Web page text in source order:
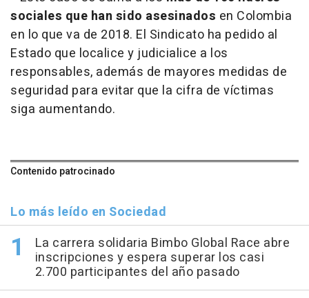
sociales que han sido asesinados en Colombia
en lo que va de 2018. El Sindicato ha pedido al
Estado que localice y judicialice a los
responsables, además de mayores medidas de
seguridad para evitar que la cifra de víctimas
siga aumentando.
Contenido patrocinado
Lo más leído en Sociedad
La carrera solidaria Bimbo Global Race abre
inscripciones y espera superar los casi
2.700 participantes del año pasado